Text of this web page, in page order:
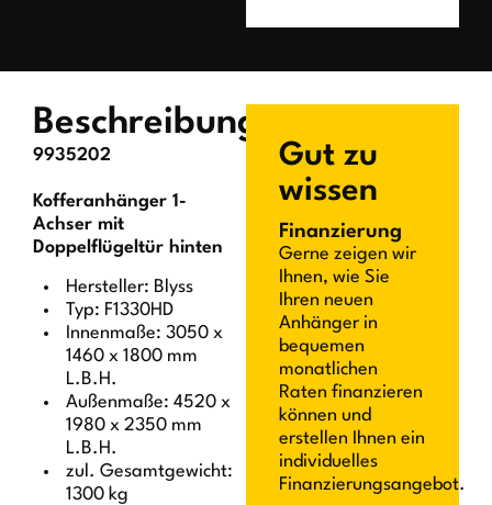
Beschreibung
9935202
Kofferanhänger 1-
Achser mit
Doppelflügeltür hinten
Hersteller: Blyss
Typ: F1330HD
Innenmaße: 3050 x
1460 x 1800 mm
L.B.H.
Außenmaße: 4520 x
1980 x 2350 mm
L.B.H.
zul. Gesamtgewicht:
1300 kg
Gut zu
wissen
Finanzierung
Gerne zeigen wir
Ihnen, wie Sie
Ihren neuen
Anhänger in
bequemen
monatlichen
Raten finanzieren
können und
erstellen Ihnen ein
individuelles
Finanzierungsangebot.